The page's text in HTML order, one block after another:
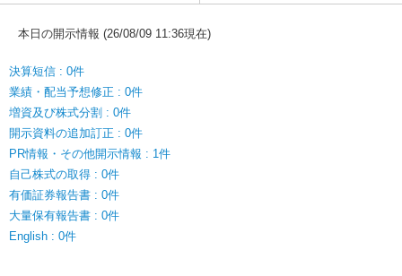
本日の開示情報 (26/08/09 11:36現在)
決算短信 : 0件
業績・配当予想修正 : 0件
増資及び株式分割 : 0件
開示資料の追加訂正 : 0件
PR情報・その他開示情報 : 1件
自己株式の取得 : 0件
有価証券報告書 : 0件
大量保有報告書 : 0件
English : 0件